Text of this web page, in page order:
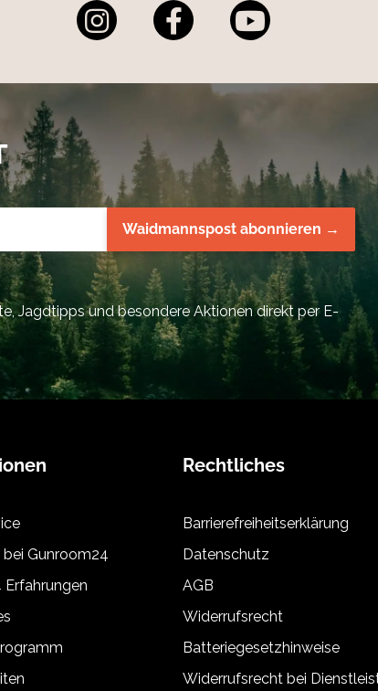
Waidmannspost abonnieren →
Jagdtipps und besondere Aktionen direkt per E-
Gunroom24
Rechtliches
Barrierefreiheitserklärung
Datenschutz
AGB
Widerrufsrecht
Batteriegesetzhinweise
Widerrufsrecht bei